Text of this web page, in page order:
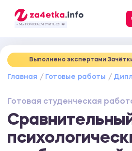
- МЫ ПОМОГАЕМ УЧИТЬСЯ ❤️
Выполнено экспертами
Главная Готовые работы
Готовая студенческая